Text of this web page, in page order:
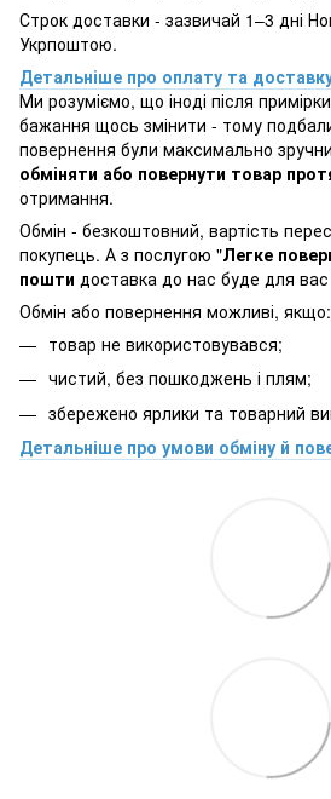
Строк доставки - зазвичай 1–3 дні
Укрпоштою.
Детальніше про оплату та
Ми розуміємо, що іноді після
бажання щось змінити - тому
повернення були максимально
обміняти або повернути товар
отримання.
Обмін - безкоштовний, вартість
покупець. А з послугою "Легке
пошти доставка до нас буде для
Обмін або повернення можливі, якщо:
товар не використовувався;
чистий, без пошкоджень і плям;
збережено ярлики та товарний
Детальніше про умови обміну й